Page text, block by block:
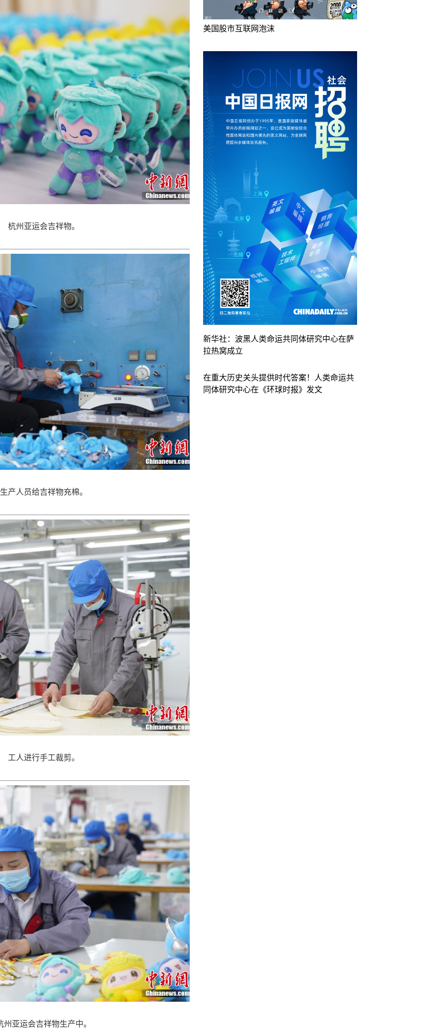
亚运会吉祥物。
人员给吉祥物充棉。
进行手工裁剪。
运会吉祥物生产中。
美国股市互联网泡沫
新华社：波黑人类命运共同体研究中心在萨
拉热窝成立
在重大历史关头提供时代答案！人类命运共
同体研究中心在《环球时报》发文